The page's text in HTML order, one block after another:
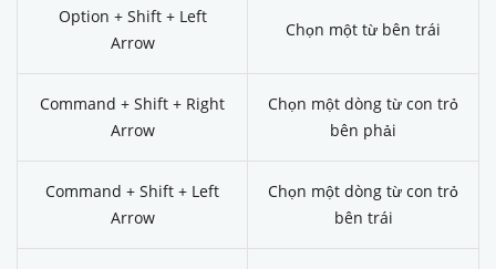
Option + Shift + Left
Arrow
Chọn một từ bên trái
Command + Shift + Right
Arrow
Chọn một dòng từ con trỏ
bên phải
Command + Shift + Left
Arrow
Chọn một dòng từ con trỏ
bên trái